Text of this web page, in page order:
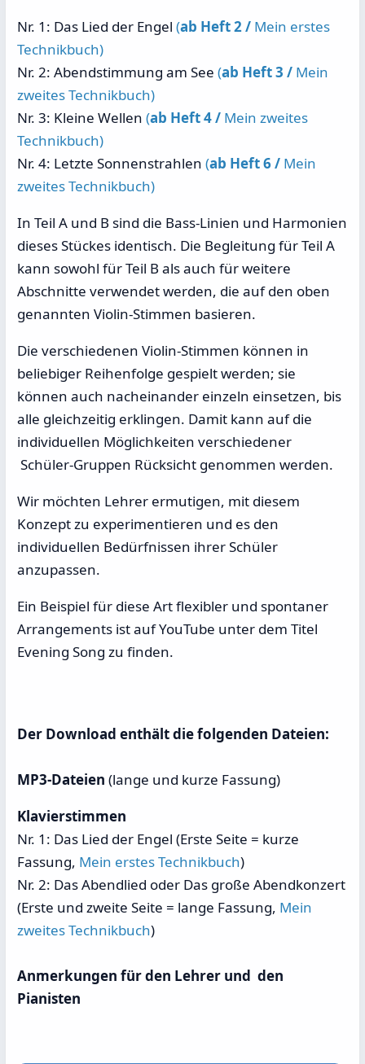
Nr. 1: Das Lied der Engel (ab Heft 2 / Mein erstes
Technikbuch)
Nr. 2: Abendstimmung am See (ab Heft 3 / Mein
zweites Technikbuch)
Nr. 3: Kleine Wellen (ab Heft 4 / Mein zweites
Technikbuch)
Nr. 4: Letzte Sonnenstrahlen (ab Heft 6 / Mein
zweites Technikbuch)
In Teil A und B sind die Bass-Linien und Harmonien
dieses Stückes identisch. Die Begleitung für Teil A
kann sowohl für Teil B als auch für weitere
Abschnitte verwendet werden, die auf den oben
genannten Violin-Stimmen basieren.
Die verschiedenen Violin-Stimmen können in
beliebiger Reihenfolge gespielt werden; sie
können auch nacheinander einzeln einsetzen, bis
alle gleichzeitig erklingen. Damit kann auf die
individuellen Möglichkeiten verschiedener
Schüler-Gruppen Rücksicht genommen werden.
Wir möchten Lehrer ermutigen, mit diesem
Konzept zu experimentieren und es den
individuellen Bedürfnissen ihrer Schüler
anzupassen.
Ein Beispiel für diese Art flexibler und spontaner
Arrangements ist auf YouTube unter dem Titel
Evening Song zu finden.
Der Download enthält die folgenden Dateien:
MP3-Dateien (lange und kurze Fassung)
Klavierstimmen
Nr. 1: Das Lied der Engel (Erste Seite = kurze
Fassung, Mein erstes Technikbuch)
Nr. 2: Das Abendlied oder Das große Abendkonzert
(Erste und zweite Seite = lange Fassung, Mein
zweites Technikbuch)
Anmerkungen für den Lehrer und den
Pianisten